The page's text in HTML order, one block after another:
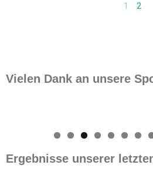
1 2
Vielen Dank an unsere
Ergebnisse unserer